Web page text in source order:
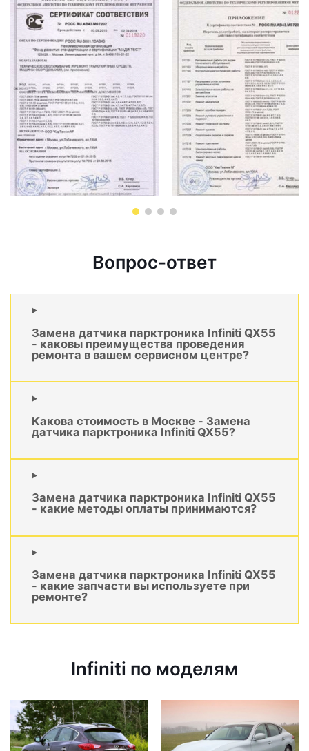
Вопрос-ответ
Замена датчика парктроника Infiniti QX55
- каковы преимущества проведения
ремонта в вашем сервисном центре?
Какова стоимость в Москве - Замена
датчика парктроника Infiniti QX55?
Замена датчика парктроника Infiniti QX55
- какие методы оплаты принимаются?
Замена датчика парктроника Infiniti QX55
- какие запчасти вы используете при
ремонте?
Infiniti по моделям